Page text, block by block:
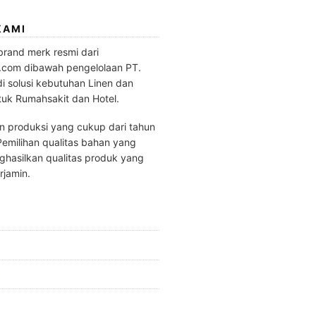
merk resmi dari
dibawah pengelolaan PT.
solusi kebutuhan Linen dan
Rumahsakit dan Hotel.
produksi yang cukup dari tahun
qualitas bahan yang
qualitas produk yang